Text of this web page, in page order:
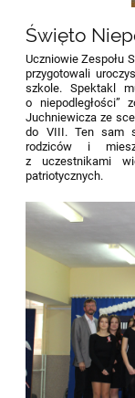
Święto
Uczniowie Zespołu
przygotowali
szkole. Spektakl
o niepodległości”
Juchniewicza ze
do VIII. Ten sam
rodziców i
z uczestnikami
patriotycznych.